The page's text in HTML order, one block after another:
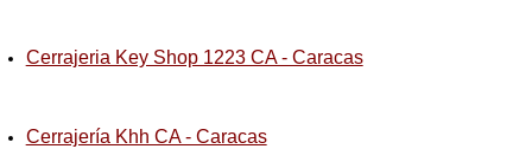
Cerrajeria Key Shop 1223 CA - Caracas
Cerrajería Khh CA - Caracas